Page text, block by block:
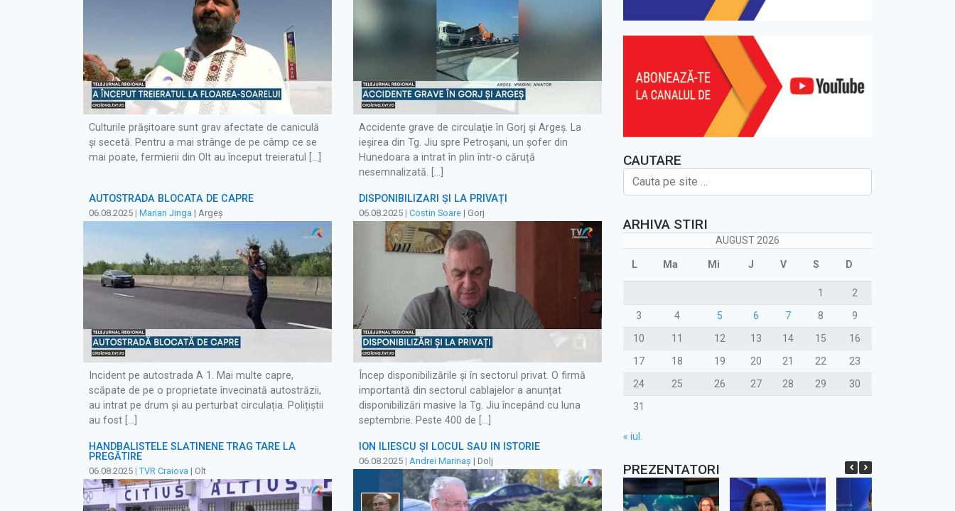
Culturile prășitoare sunt grav afectate de caniculă
și secetă. Pentru a mai strânge de pe câmp ce se
mai poate, fermierii din Olt au început treieratul […]
Accidente grave de circulaţie în Gorj şi Argeş. La
ieșirea din Tg. Jiu spre Petroșani, un șofer din
Hunedoara a intrat în plin într-o căruță
nesemnalizată. […]
AUTOSTRADĂ BLOCATĂ DE CAPRE
06.08.2025 | Marian Jinga | Argeș
Incident pe autostrada A 1. Mai multe capre,
scăpate de pe o proprietate învecinată autostrăzii,
au intrat pe drum și au perturbat circulația. Polițiștii
au fost […]
DISPONIBILIZĂRI ȘI LA PRIVAȚI
06.08.2025 | Costin Soare | Gorj
Încep disponibilizările și în sectorul privat. O firmă
importantă din sectorul cablajelor a anunțat
disponibilizări masive la Tg. Jiu începând cu luna
septembrie. Peste 400 de […]
HANDBALISTELE SLĂTINENE TRAG TARE LA
PREGĂTIRE
06.08.2025 | TVR Craiova | Olt
ION ILIESCU ȘI LOCUL SĂU ÎN ISTORIE
06.08.2025 | Andrei Marinaș | Dolj
CAUTARE
ARHIVA STIRI
AUGUST 2026
L Ma Mi J V S D
1
2
3
4 5 6 7 8
9
10
11 12 13 14 15
16
17
18 19 20 21 22
23
24
25 26 27 28 29
30
31
« iul.
PREZENTATORI